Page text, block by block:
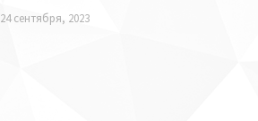
24 сентября, 2023